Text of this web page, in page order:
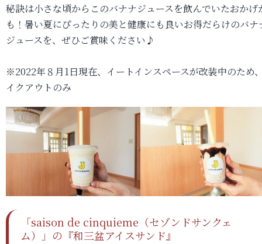
秘訣は小さな頃からこのバナナジュースを飲んでいたおかげ
も！暑い夏にぴったりの美と健康にも良いお得だらけのバナ
ジュースを、ぜひご賞味ください♪
※2022年８月1日現在、イートインスペースが改装中のため
イクアウトのみ
「saison de cinquieme（セゾンドサンクェ
ム）」の『和三盆アイスサンド』